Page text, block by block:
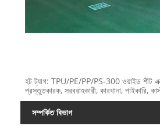
হট ট্যাগ: TPU/PE/PP/PS-300 ওয়াইড শীট
প্রস্তুতকারক, সরবরাহকারী, কারখানা, পাইকারি,
সম্পর্কিত বিভাগ